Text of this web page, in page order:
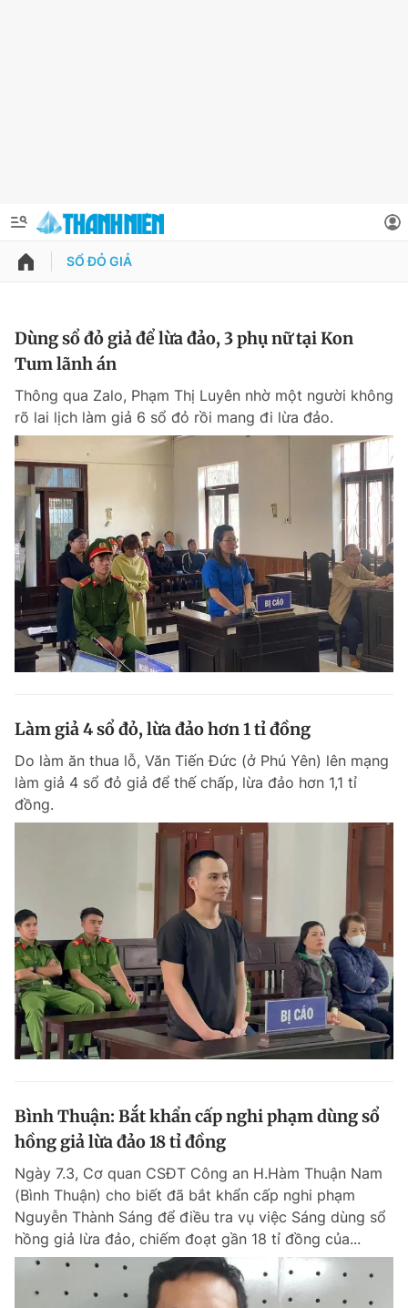
QUẢNG CÁO
Chuyên mục khác
Chào ngày mới Tin 24h
Tin thị trường Tin 360
Video Magazine
Sản phẩm khác
Thông tin tòa soạn Liên hệ quảng cáo
Đọc Thanh Niên trên điện thoại
Theo dõi báo trên
Hotline
0906 645 777
Liên hệ quảng cáo
0908 780 404
Đặt báo Quảng cáo RSS Tòa soạn Chính sách bảo
Tổng biên tập: Nguyễn Ngọc Toàn
Phó tổng biên tập: Lâm Hiếu Dũng
Phó tổng biên tập: Trần Việt Hưng
Tổng thư ký tòa soạn: Đức Trung
Giấy phép xuất bản số 110/GP - BTTTT cấp ngày 24.3.2020
© 2003-2026 Bản quyền thuộc về Báo Thanh Niên. Cấm sao chép
dưới mọi hình thức nếu không có sự chấp thuận bằng văn bản.
Phát triển bởi ePi Technologies, JSC.
Thông tin tài khoản
Đổi mật khẩu
Tin đã lưu
Đăng xuất
SỔ ĐỎ GIẢ
Dùng sổ đỏ giả để lừa đảo, 3 phụ nữ tại Kon
Tum lãnh án
Thông qua Zalo, Phạm Thị Luyên nhờ một người không
rõ lai lịch làm giả 6 sổ đỏ rồi mang đi lừa đảo.
Làm giả 4 sổ đỏ, lừa đảo hơn 1 tỉ đồng
Do làm ăn thua lỗ, Văn Tiến Đức (ở Phú Yên) lên mạng
làm giả 4 sổ đỏ giả để thế chấp, lừa đảo hơn 1,1 tỉ
đồng.
Bình Thuận: Bắt khẩn cấp nghi phạm dùng sổ
hồng giả lừa đảo 18 tỉ đồng
Ngày 7.3, Cơ quan CSĐT Công an H.Hàm Thuận Nam
(Bình Thuận) cho biết đã bắt khẩn cấp nghi phạm
Nguyễn Thành Sáng để điều tra vụ việc Sáng dùng sổ
hồng giả lừa đảo, chiếm đoạt gần 18 tỉ đồng của...